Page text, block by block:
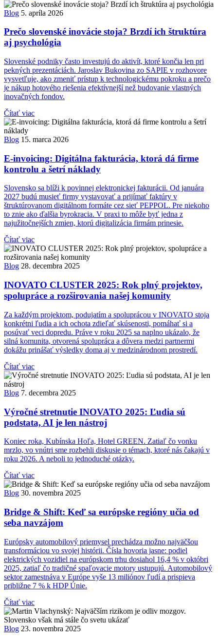
Blog 5. apríla 2026
Prečo slovenské inovácie stoja? Brzdí ich štruktúra
aj psychológia
Slovenské podniky často investujú do aktivít, ktoré končia len pri
pekných prezentáciách. Jaroslav Bukovina zo SAPIE v rozhovore
vysvetľuje, ako zmeniť prístup k technologickému pokroku a prečo
je nákup hotového riešenia efektívnejší než budovanie vlastných
inovačných fondov.
Čítať viac
Blog 15. marca 2026
E-invoicing: Digitálna fakturácia, ktorá dá firme
kontrolu a šetrí náklady
Slovensko sa blíži k povinnej elektronickej fakturácii. Od januára
2027 budú musieť firmy vystavovať a prijímať faktúry v
štruktúrovanom digitálnom formáte cez sieť PEPPOL. Pre niekoho
to znie ako ďalšia byrokracia. V praxi to môže byť jedna z
najužitočnejších zmien, ktorú digitalizácia firmám prinesie.
Čítať viac
Blog 28. decembra 2025
INOVATO CLUSTER 2025: Rok plný projektov,
spolupráce a rozširovania našej komunity
Za každým projektom, podujatím a spoluprácou v INOVATO stoja
konkrétni ľudia a ich ochota zdieľať skúsenosti, pomáhať si a
posúvať veci dopredu. Práve v roku 2025 sa naplno ukázalo, že
silná komunita, otvorená spolupráca a dôvera medzi partnermi
dokážu prinášať výsledky doma aj v medzinárodnom prostredí.
Čítať viac
Blog 7. decembra 2025
Výročné stretnutie INOVATO 2025: Ľudia sú
podstata, AI je len nástroj
Koniec roka, Kubínska Hoľa, Hotel GREEN. Zatiaľ čo vonku
mrzlo, vo vnútri sme rozbehli diskusie o témach, ktoré nás čakajú v
roku 2026. A neboli to jednoduché otázky.
Čítať viac
Blog 30. novembra 2025
Bridge & Shift: Keď sa európske regióny učia od
seba navzájom
Európsky automobilový priemysel prechádza možno najväčšou
transformáciou vo svojej histórii. Čísla hovoria jasne: podiel
elektrických vozidiel na európskom trhu dosiahol 16,4 % v októbri
2025, zatiaľ čo tradičné spaľovacie motory ustupujú. Automobilový
sektor zamestnáva v Európe vyše 13 miliónov ľudí a prispieva
približne 7 % k HDP Únie.
Čítať viac
Blog 23. novembra 2025